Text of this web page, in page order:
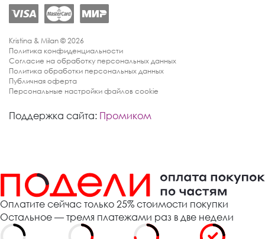
Kristina & Milan © 2026
Политика конфиденциальности
Согласие на обработку персональных данных
Политика обработки персональных данных
Публичная оферта
Персональные настройки файлов cookie
Поддержка сайта: Промиком
Оплатите сейчас только 25% стоимости покупки
Остальное — тремя платежами раз в две недели